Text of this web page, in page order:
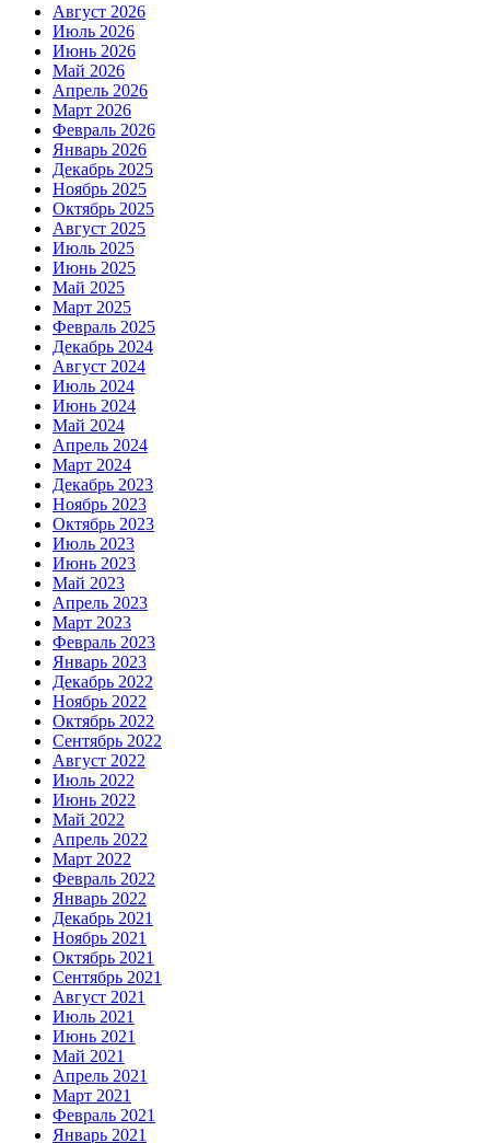
Август 2026
Июль 2026
Июнь 2026
Май 2026
Апрель 2026
Март 2026
Февраль 2026
Январь 2026
Декабрь 2025
Ноябрь 2025
Октябрь 2025
Август 2025
Июль 2025
Июнь 2025
Май 2025
Март 2025
Февраль 2025
Декабрь 2024
Август 2024
Июль 2024
Июнь 2024
Май 2024
Апрель 2024
Март 2024
Декабрь 2023
Ноябрь 2023
Октябрь 2023
Июль 2023
Июнь 2023
Май 2023
Апрель 2023
Март 2023
Февраль 2023
Январь 2023
Декабрь 2022
Ноябрь 2022
Октябрь 2022
Сентябрь 2022
Август 2022
Июль 2022
Июнь 2022
Май 2022
Апрель 2022
Март 2022
Февраль 2022
Январь 2022
Декабрь 2021
Ноябрь 2021
Октябрь 2021
Сентябрь 2021
Август 2021
Июль 2021
Июнь 2021
Май 2021
Апрель 2021
Март 2021
Февраль 2021
Январь 2021